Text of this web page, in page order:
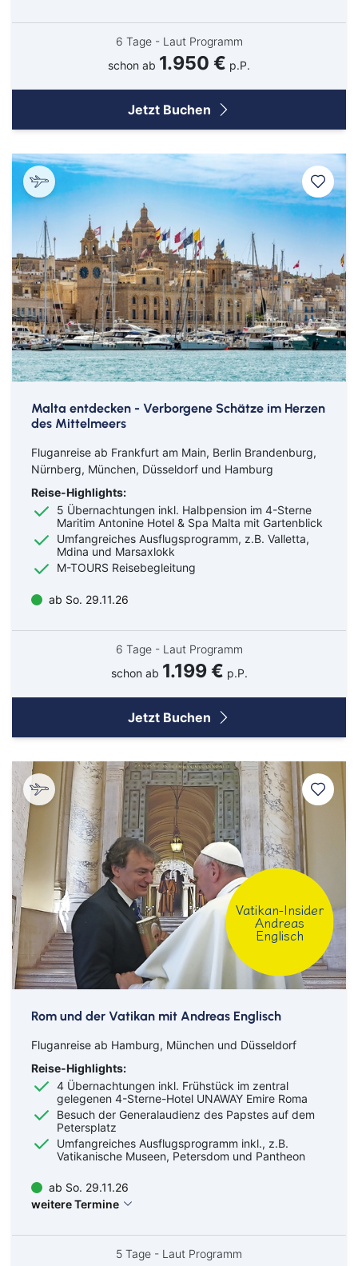
Bus
Aachen
Amberg
Bamberg
Bayern
Bayreuth
Bitburg
Bocholt
Borken
Bremerhaven
Bremervörde
Coburg
Geldern
6 Tage - Laut Programm
schon ab 1.950 € p.P.
Jetzt Buchen
Malta entdecken - Verborgene Schätze im Herzen
des Mittelmeers
Fluganreise ab Frankfurt am Main, Berlin Brandenburg,
Nürnberg, München, Düsseldorf und Hamburg
Reise-Highlights:
5 Übernachtungen inkl. Halbpension im 4-Sterne
Maritim Antonine Hotel & Spa Malta mit Gartenblick
Umfangreiches Ausflugsprogramm, z.B. Valletta,
Mdina und Marsaxlokk
M-TOURS Reisebegleitung
ab So. 29.11.26
6 Tage - Laut Programm
schon ab 1.199 € p.P.
Jetzt Buchen
Vatikan-Insider
Andreas
Englisch
Rom und der Vatikan mit Andreas Englisch
Fluganreise ab Hamburg, München und Düsseldorf
Reise-Highlights:
4 Übernachtungen inkl. Frühstück im zentral
gelegenen 4-Sterne-Hotel UNAWAY Emire Roma
Besuch der Generalaudienz des Papstes auf dem
Petersplatz
Umfangreiches Ausflugsprogramm inkl., z.B.
Vatikanische Museen, Petersdom und Pantheon
ab So. 29.11.26
weitere Termine
5 Tage - Laut Programm